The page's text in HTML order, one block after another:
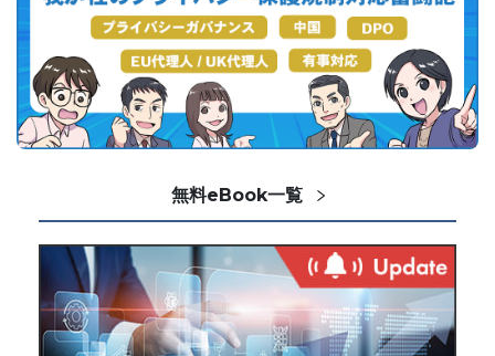
無料eBook一覧